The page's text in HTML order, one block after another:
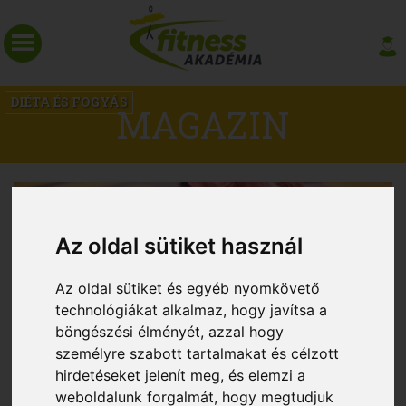
Az oldal sütiket használ
Az oldal sütiket és egyéb nyomkövető
technológiákat alkalmaz, hogy javítsa a
böngészési élményét, azzal hogy
személyre szabott tartalmakat és célzott
hirdetéseket jelenít meg, és elemzi a
weboldalunk forgalmát, hogy megtudjuk
DIÉTA ÉS FOGYÁSMAGAZIN
Így tehetsz a hasi zsírpárnák ellen